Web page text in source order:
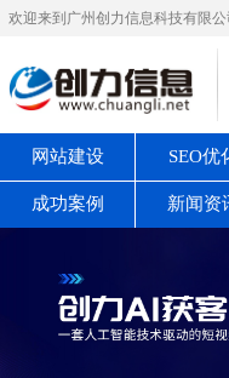
欢迎来到广州创力信息科技有限公
网站建设 SEO优
成功案例 新闻资